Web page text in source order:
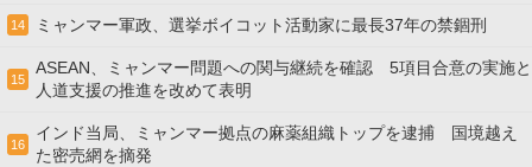
14 ミャンマー軍政、選挙ボイコット活動家に最長37年の禁錮刑
15
ASEAN、ミャンマー問題への関与継続を確認 5項目合意の実施と
人道支援の推進を改めて表明
16
インド当局、ミャンマー拠点の麻薬組織トップを逮捕 国境越え
た密売網を摘発